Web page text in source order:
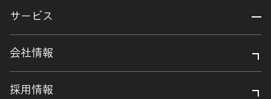
サービス
会社情報
採用情報